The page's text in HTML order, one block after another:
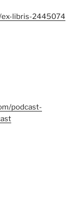
libris-2445074
podcast-